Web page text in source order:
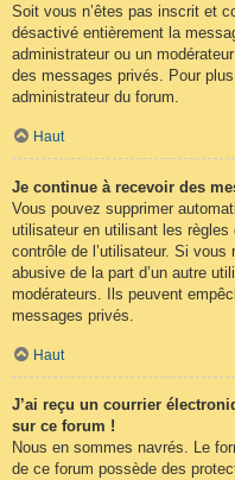
Soit vous n’êtes pas inscrit et
désactivé entièrement la
administrateur ou un
des messages privés. Pour
administrateur du forum.
Haut
Je continue à recevoir des
Vous pouvez supprimer
utilisateur en utilisant les
contrôle de l’utilisateur. Si
abusive de la part d’un autre
modérateurs. Ils peuvent
messages privés.
Haut
J’ai reçu un courrier
sur ce forum !
Nous en sommes navrés. Le
de ce forum possède des